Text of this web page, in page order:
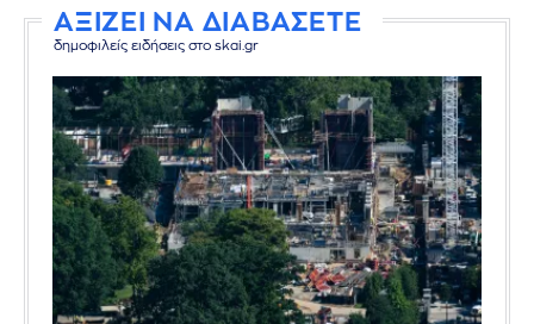
ΑΞΙΖΕΙ ΝΑ ΔΙΑΒΑΣΕΤΕ
δημοφιλείς ειδήσεις στο skai.gr